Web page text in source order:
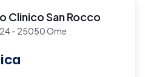
Clinico San Rocco
- 25050 Ome